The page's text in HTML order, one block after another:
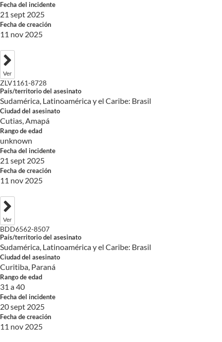
Fecha del incidente
21 sept 2025
Fecha de creación
11 nov 2025
Ver
ZLV1161-8728
País/territorio del asesinato
Sudamérica, Latinoamérica y el Caribe: Brasil
Ciudad del asesinato
Cutias, Amapá
Rango de edad
unknown
Fecha del incidente
21 sept 2025
Fecha de creación
11 nov 2025
Ver
BDD6562-8507
País/territorio del asesinato
Sudamérica, Latinoamérica y el Caribe: Brasil
Ciudad del asesinato
Curitiba, Paraná
Rango de edad
31 a 40
Fecha del incidente
20 sept 2025
Fecha de creación
11 nov 2025